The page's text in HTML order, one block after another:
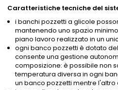
Caratteristiche tecniche del
i banchi pozzetti a glicole
mantenendo uno spazio
piano lavoro realizzato in un
ogni banco pozzetti è dotato
consente una gestione
composizione: è possibile non
temperatura diversa in ogni
un banco pozzetti mentre l'altro